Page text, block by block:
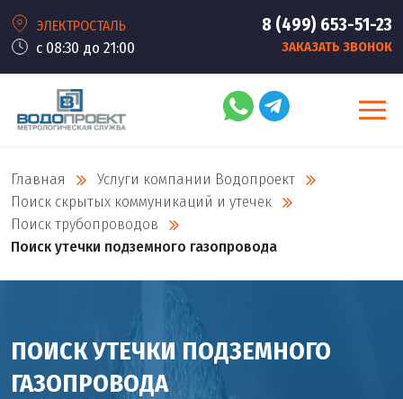
ЭЛЕКТРОСТАЛЬ
с 08:30 до 21:00
8 (499) 653-51-23
ЗАКАЗАТЬ ЗВОНОК
Главная
Услуги компании Водопроект
Поиск скрытых коммуникаций и утечек
Поиск трубопроводов
Поиск утечки подземного газопровода
ПОИСК УТЕЧКИ ПОДЗЕМНОГО
ГАЗОПРОВОДА